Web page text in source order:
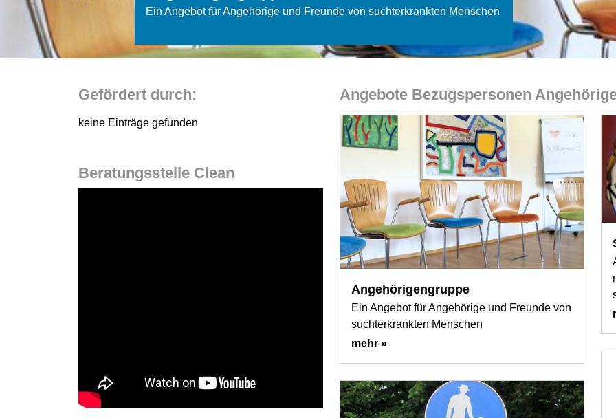
Ein Angebot für Angehörige und Freunde von suchterkrankten Menschen
Gefördert durch:
keine Einträge gefunden
Beratungsstelle Clean
b392-4b8f-bee6-c30176797220',
'container_column_width': 4}
Angebote Bezugspersonen
Angehörigengruppe
Ein Angebot für Angehörige und Freunde von
suchterkrankten Menschen
mehr »